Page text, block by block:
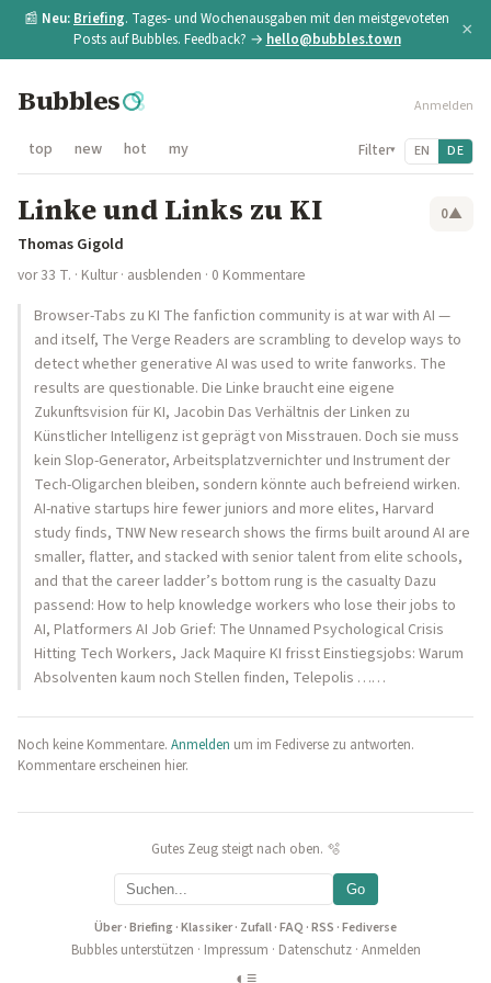
📰 Neu: Briefing. Tages- und Wochenausgaben mit den meistgevoteten
Posts auf Bubbles. Feedback? → hello@bubbles.town ×
Bubbles Anmelden
top new hot my Filter▾ EN DE
Linke und Links zu KI 0▲
Thomas Gigold
vor 33 T. · Kultur· ausblenden · 0 Kommentare
Browser-Tabs zu KI The fanfiction community is at war with AI —
and itself, The Verge Readers are scrambling to develop ways to
detect whether generative AI was used to write fanworks. The
results are questionable. Die Linke braucht eine eigene
Zukunftsvision für KI, Jacobin Das Verhältnis der Linken zu
Künstlicher Intelligenz ist geprägt von Misstrauen. Doch sie muss
kein Slop-Generator, Arbeitsplatzvernichter und Instrument der
Tech-Oligarchen bleiben, sondern könnte auch befreiend wirken.
AI-native startups hire fewer juniors and more elites, Harvard
study finds, TNW New research shows the firms built around AI are
smaller, flatter, and stacked with senior talent from elite schools,
and that the career ladder’s bottom rung is the casualty Dazu
passend: How to help knowledge workers who lose their jobs to
AI, Platformers AI Job Grief: The Unnamed Psychological Crisis
Hitting Tech Workers, Jack Maquire KI frisst Einstiegsjobs: Warum
Absolventen kaum noch Stellen finden, Telepolis ……
Noch keine Kommentare. Anmelden um im Fediverse zu antworten.
Kommentare erscheinen hier.
Gutes Zeug steigt nach oben. 🫧
Go
Über·Briefing·Klassiker· Zufall·FAQ ·RSS ·Fediverse
Bubbles unterstützen · Impressum · Datenschutz· Anmelden
◐ ≡